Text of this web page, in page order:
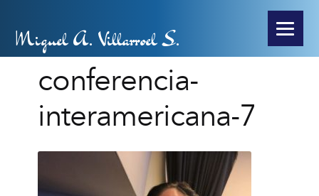
Miguel A. Villarroel S.
conferencia-
interamericana-7